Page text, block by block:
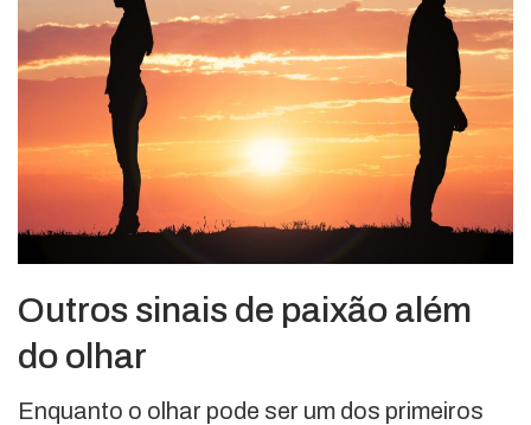
Outros sinais de paixão além
do olhar
Enquanto o olhar pode ser um dos primeiros